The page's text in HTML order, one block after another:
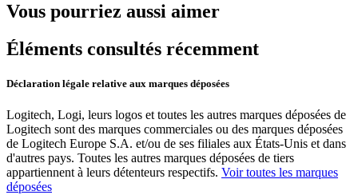
Vous pourriez aussi aimer
Éléments consultés récemment
Déclaration légale relative aux marques déposées
Logitech, Logi, leurs logos et toutes les autres marques déposées de
Logitech sont des marques commerciales ou des marques déposées
de Logitech Europe S.A. et/ou de ses filiales aux États-Unis et dans
d'autres pays. Toutes les autres marques déposées de tiers
appartiennent à leurs détenteurs respectifs. Voir toutes les marques
déposées